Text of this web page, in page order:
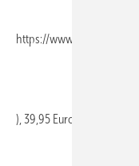
https://
), 39,95 Euro